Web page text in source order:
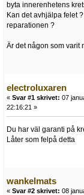
byta innerenhetens
Kan det avhjälpa felet
reparationen ?
Är det någon som varit
electroluxaren
« Svar #1 skrivet: 07
22:16:21 »
Du har väl garanti på
Låter som felpå detta
wankelmats
« Svar #2 skrivet: 08